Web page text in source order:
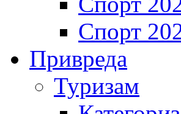
Спорт
Привреда
Туризам